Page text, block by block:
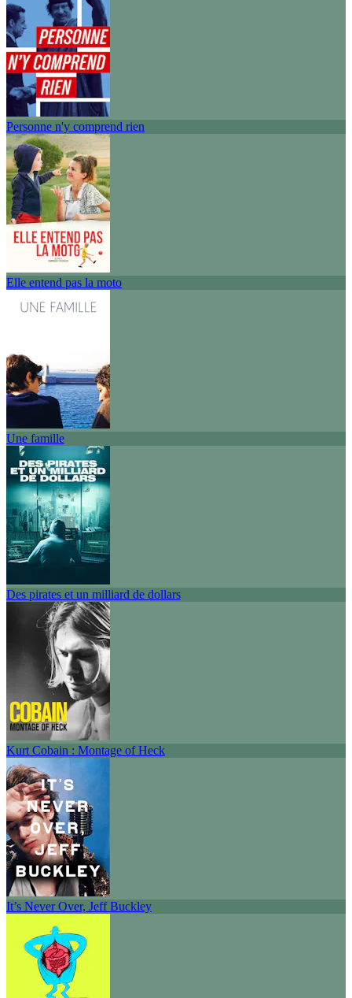
Personne n'y comprend rien
Elle entend pas la moto
Une famille
Des pirates et un milliard de dollars
Kurt Cobain : Montage of Heck
It’s Never Over, Jeff Buckley